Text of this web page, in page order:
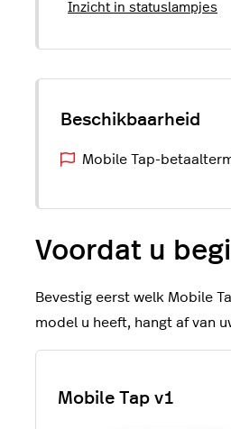
Inzicht in statuslampjes
Mobile Tap-
Voordat u
Bevestig eerst welk Mobile
model u heeft, hangt af van
Mobile Tap v1